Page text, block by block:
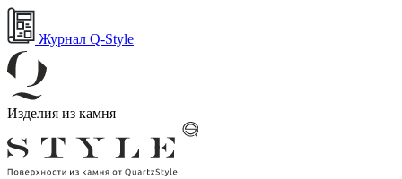
Журнал Q-Style
Изделия из камня